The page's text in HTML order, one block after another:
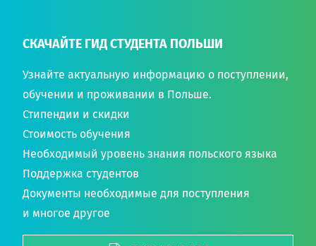
СКАЧАЙТЕ ГИД СТУДЕНТА ПОЛЬШИ
Узнайте актуальную информацию о поступлении,
обучении и проживании в Польше.
Стипендии и скидки
Стоимость обучения
Необходимый уровень знания польского языка
Поддержка студентов
Документы необходимые для поступления
и многое другое